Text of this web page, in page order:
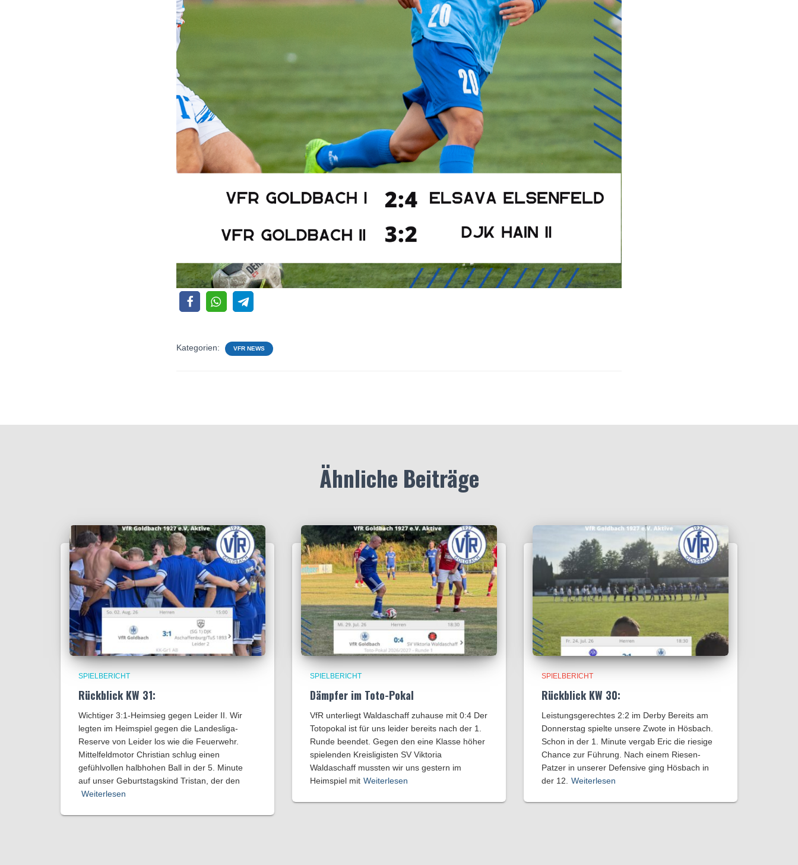
Kategorien: VFR NEWS
Ähnliche Beiträge
SPIELBERICHT
Rückblick KW 31:
Wichtiger 3:1-Heimsieg gegen Leider II. Wir
legten im Heimspiel gegen die Landesliga-
Reserve von Leider los wie die Feuerwehr.
Mittelfeldmotor Christian schlug einen
gefühlvollen halbhohen Ball in der 5. Minute
auf unser Geburtstagskind Tristan, der den
Weiterlesen
SPIELBERICHT
Dämpfer im Toto-Pokal
VfR unterliegt Waldaschaff zuhause mit 0:4​ Der
Totopokal ist für uns leider bereits nach der 1.
Runde beendet. Gegen den eine Klasse höher
spielenden Kreisligisten SV Viktoria
Waldaschaff mussten wir uns gestern im
Heimspiel mit Weiterlesen
SPIELBERICHT
Rückblick KW 30:
Leistungsgerechtes 2:2 im Derby Bereits am
Donnerstag spielte unsere Zwote in Hösbach.
Schon in der 1. Minute vergab Eric die riesige
Chance zur Führung. Nach einem Riesen-
Patzer in unserer Defensive ging Hösbach in
der 12.
Weiterlesen